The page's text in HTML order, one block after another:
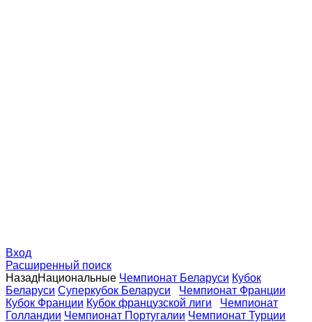
Вход
Расширенный поиск
НазадНациональные Чемпионат Беларуси Кубок
Беларуси Суперкубок Беларуси
Чемпионат Франции
Кубок Франции Кубок французской лиги
Чемпионат
Голландии Чемпионат Португалии Чемпионат Турции